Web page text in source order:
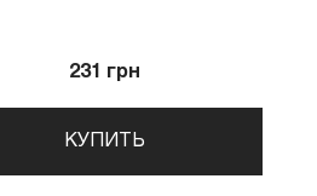
231 грн
КУПИТЬ